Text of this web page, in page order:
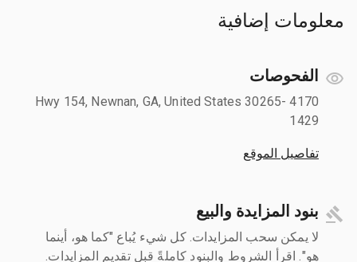
معلومات إضافية
الفحوصات
4170 Hwy 154, Newnan, GA, United States 30265-
1429
تفاصيل الموقع
بنود المزايدة والبيع
لا يمكن سحب المزايدات. كل شيء يُباع "كما هو، أينما
هو". اقرأ الشروط والبنود كاملةً قبل تقديم المزايدات.